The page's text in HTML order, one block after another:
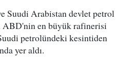
Suudi Arabistan devlet petrol
en büyük rafinerisi
petrolündeki kesintiden
yer aldı.